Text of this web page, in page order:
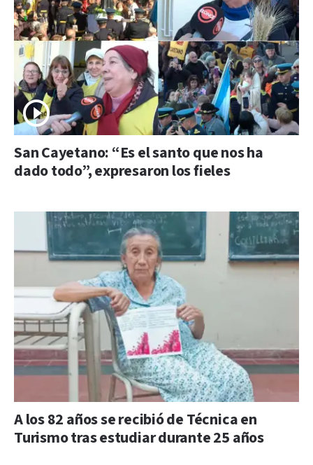
San Cayetano: “Es el santo que nos ha
dado todo”, expresaron los fieles
A los 82 años se recibió de Técnica en
Turismo tras estudiar durante 25 años